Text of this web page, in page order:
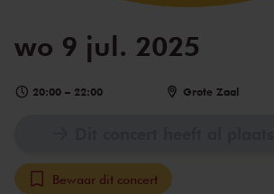
wo 9 jul. 2025
20:00 – 22:00 Grote Zaal
Bewaar dit concert